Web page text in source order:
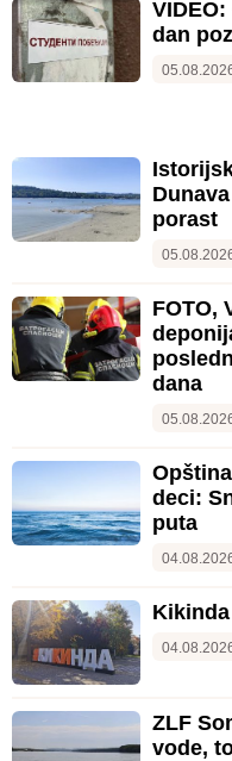
dan
porast
FOTO,
dana
deci:
puta
ZLF
vode,